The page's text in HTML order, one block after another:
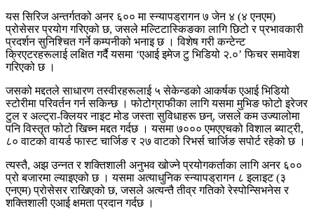
यस सिरिज अन्तर्गतको अनर ६०० मा स्न्यापड्रागन ७ जेन ४ (४ एनएम)
प्रोसेसर प्रयोग गरिएको छ, जसले मल्टिटास्किङका लागि छिटो र प्रभावकारी
प्रदर्शन सुनिश्चित गर्ने कम्पनीको भनाइ छ । विशेष गरी कन्टेन्ट
क्रिएटरहरूलाई लक्षित गर्दै यसमा ‘एआई इमेज टु भिडियो २.०’ फिचर समावेश
गरिएको छ ।
जसको मद्दतले साधारण तस्वीरहरूलाई ५ सेकेन्डको आकर्षक एआई भिडियो
स्टोरीमा परिवर्तन गर्न सकिन्छ । फोटोग्राफीका लागि यसमा मुभिङ फोटो इरेजर
टुल र अल्ट्रा-क्लियर नाइट मोड जस्ता सुविधाहरू छन्, जसले कम उज्यालोमा
पनि विस्तृत फोटो खिच्न मद्दत गर्दछ । यसमा ७००० एमएएचको विशाल ब्याट्री,
८० वाटको वायर्ड फास्ट चार्जिङ र २७ वाटको रिभर्स चार्जिङ सपोर्ट रहेको छ ।
त्यस्तै, अझ उन्नत र शक्तिशाली अनुभव खोज्ने प्रयोगकर्ताका लागि अनर ६००
प्रो बजारमा ल्याइएको छ । यसमा अत्याधुनिक स्न्यापड्रागन ८ इलाइट (३
एनएम) प्रोसेसर राखिएको छ, जसले अत्यन्तै तीव्र गतिको रेस्पोन्सिभनेस र
शक्तिशाली एआई क्षमता प्रदान गर्दछ ।